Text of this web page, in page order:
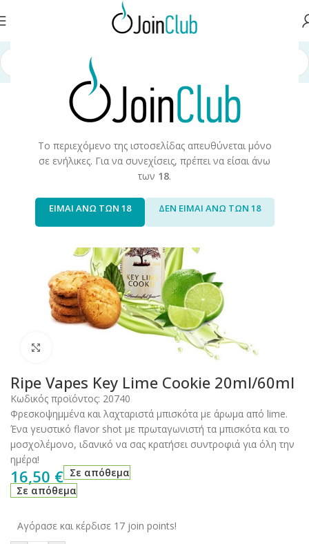
Το περιεχόμενο της ιστοσελίδας απευθύνεται μόνο
σε ενήλικες. Για να συνεχίσεις, πρέπει να είσαι άνω
των 18.
ΕΙΜΑΙ ΑΝΩ ΤΩΝ 18 ΔΕΝ ΕΙΜΑΙ ΑΝΩ ΤΩΝ 18
σελίδα Υγρά Αναπλήρωσης
Ripe Vapes Key Lime Cookie 20ml/60ml
Κωδικός προϊόντος: 20740
Φρεσκοψημμένα και λαχταριστά μπισκότα με άρωμα από lime.
Ένα γευστικό flavor shot με πρωταγωνιστή τα μπισκότα και το
μοσχολέμονο, ιδανικό να σας κρατήσει συντροφιά για όλη την
ημέρα!
16,50 € Σε απόθεμα
Σε απόθεμα
Αγόρασε και κέρδισε 17 join points!